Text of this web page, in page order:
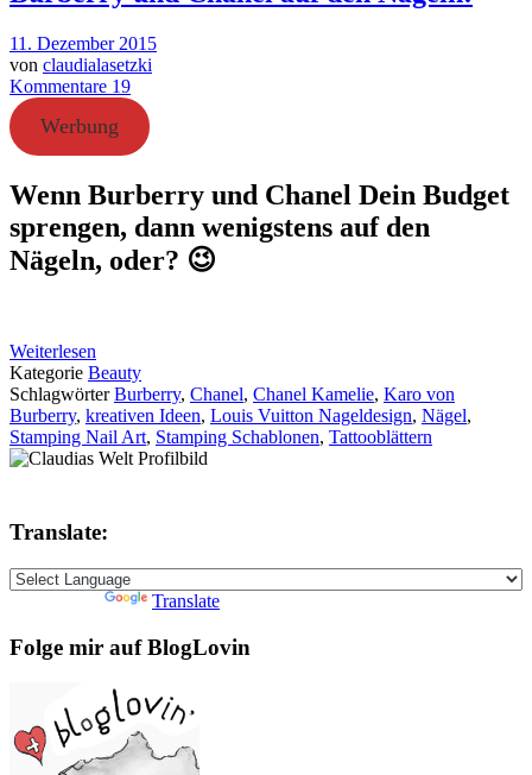
11. Dezember 2015
von claudialasetzki
Kommentare 19
Werbung
Wenn Burberry und Chanel Dein Budget
sprengen, dann wenigstens auf den
Nägeln, oder? 😉
Weiterlesen
Kategorie Beauty
SchlagwörterBurberry, Chanel, Chanel Kamelie, Karo von
Burberry, kreativen Ideen, Louis Vuitton Nageldesign, Nägel,
Stamping Nail Art, Stamping Schablonen, Tattooblättern
Translate:
Translate
Folge mir auf BlogLovin